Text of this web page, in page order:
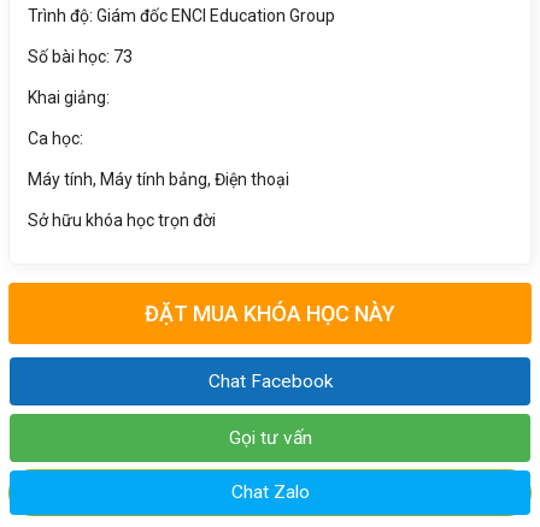
Trình độ: Giám đốc ENCI Education Group
Số bài học: 73
Khai giảng:
Ca học:
Máy tính, Máy tính bảng, Điện thoại
Sở hữu khóa học trọn đời
ĐẶT MUA KHÓA HỌC NÀY
Chat Facebook
Gọi tư vấn
Chat Zalo